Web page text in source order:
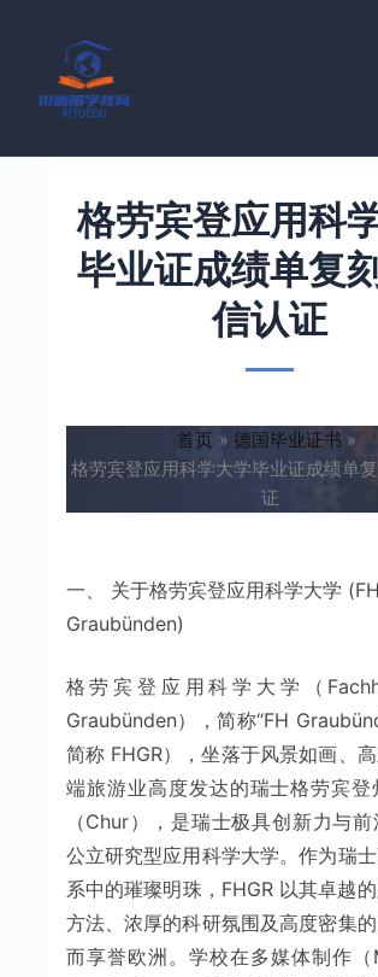
格劳宾登应用科
毕业证成绩单复
信认证
首页
德国毕业证书
格劳宾登应用科学大学毕业证成绩单
证
一、 关于格劳宾登应用科学大学 (FH
Graubünden)
格劳宾登应用科学大学（
Graubünden），简称“FH
简称 FHGR），坐落于风景如画、
端旅游业高度发达的瑞士格劳宾登
（Chur），是瑞士极具创新力与
公立研究型应用科学大学。作为瑞
系中的璀璨明珠，FHGR 以其卓越
方法、浓厚的科研氛围及高度密集
而享誉欧洲。学校在多媒体制作